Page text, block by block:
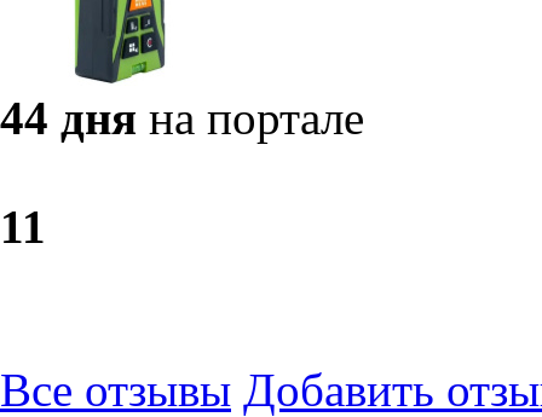
44 дня на портале
11
Все отзывы Добавить